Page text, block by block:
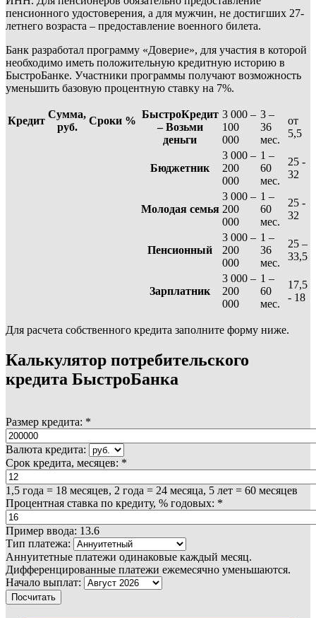
пенсионного удостоверения, а для мужчин, не достигших 27-
летнего возраста – предоставление военного билета.
Банк разработал программу «Доверие», для участия в которой
необходимо иметь положительную кредитную историю в
БыстроБанке. Участники программы получают возможность
уменьшить базовую процентную ставку на 7%.
Кредит
Сумма,
руб.
Сроки %
БыстроКредит
– Возьми
деньги
3 000 –
100
000
3 –
36
мес.
от
5,5
Бюджетник
3 000 –
200
000
1 –
60
мес.
25 -
32
Молодая семья
3 000 –
200
000
1 –
60
мес.
25 -
32
Пенсионный
3 000 –
200
000
1 –
36
мес.
25 –
33,5
Зарплатник
3 000 –
200
000
1 –
60
мес.
17,5
- 18
Для расчета собственного кредита заполните форму ниже.
Калькулятор потребительского
кредита БыстроБанка
Размер кредита: *
Валюта кредита:
Срок кредита, месяцев: *
1,5 года = 18 месяцев, 2 года = 24 месяца, 5 лет = 60 месяцев
Процентная ставка по кредиту, % годовых: *
Пример ввода: 13.6
Тип платежа:
Аннуитетные платежи одинаковые каждый месяц.
Дифференцированные платежи ежемесячно уменьшаются.
Начало выплат: